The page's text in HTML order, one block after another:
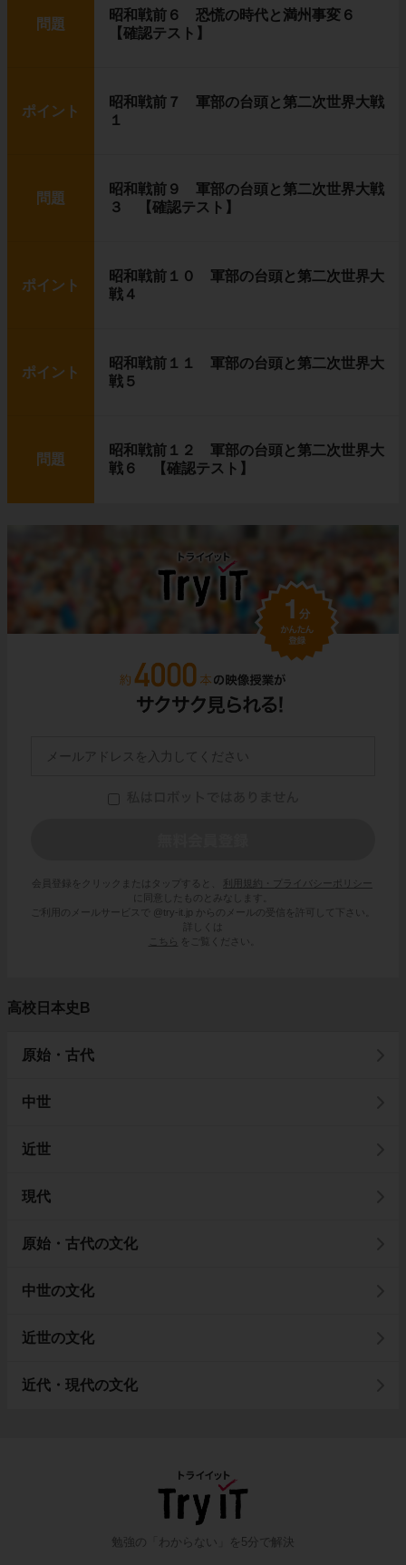
問題
昭和戦前６ 恐慌の時代と満州事変６
【確認テスト】
ポイント
昭和戦前７ 軍部の台頭と第二次世界大戦
１
問題
昭和戦前９ 軍部の台頭と第二次世界大戦
３ 【確認テスト】
ポイント
昭和戦前１０ 軍部の台頭と第二次世界大
戦４
ポイント
昭和戦前１１ 軍部の台頭と第二次世界大
戦５
問題
昭和戦前１２ 軍部の台頭と第二次世界大
戦６ 【確認テスト】
会員登録をクリックまたはタップすると、
利用規約・プライバシーポリシー
に同意したものとみなします。
ご利用のメールサービスで @try-it.jp からのメールの受信を許可して下さい。
詳しくは
こちら
をご覧ください。
高校日本史B
原始・古代
中世
近世
現代
原始・古代の文化
中世の文化
近世の文化
近代・現代の文化
勉強の「わからない」を5分で解決